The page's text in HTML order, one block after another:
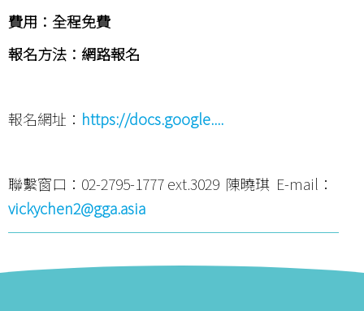
費用：全程免費
報名方法：網路報名
報名網址： https://docs.google....
聯繫窗口：02-2795-1777 ext.3029 陳曉琪 E-mail：
vickychen2@gga.asia